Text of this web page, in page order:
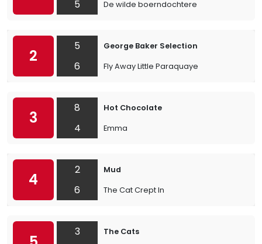
5
De wilde boerndochtere
2
5
6
George Baker Selection
Fly Away Little Paraquaye
3
8
4
Hot Chocolate
Emma
4
2
6
Mud
The Cat Crept In
3 The Cats